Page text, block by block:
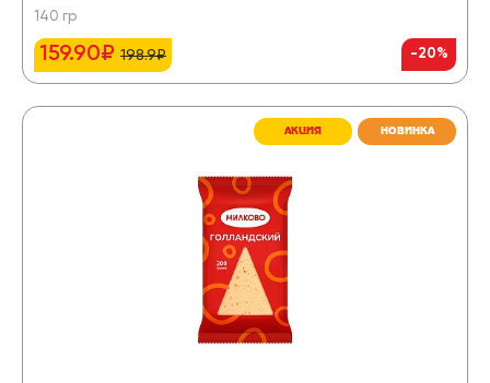
140 гр
159.90₽ 198.9₽ -20%
АКЦИЯ НОВИНКА